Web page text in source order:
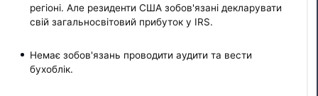
регіоні. Але резиденти США зобов'язані декларувати
свій загальносвітовий прибуток у IRS.
Немає зобов'язань проводити аудити та вести
бухоблік.